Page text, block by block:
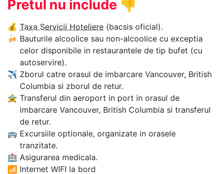
Pretul nu include 👎
💰 Taxa Servicii Hoteliere (bacsis oficial).
🍻 Bauturile alcoolice sau non-alcoolice cu exceptia
celor disponibile in restaurantele de tip bufet (cu
autoservire).
✈ Zborul catre orasul de imbarcare Vancouver, British
Columbia si zborul de retur.
🚖 Transferul din aeroport in port in orasul de
imbarcare Vancouver, British Columbia si transferul
de retur.
🚌 Excursiile optionale, organizate in orasele
tranzitate.
🏥 Asigurarea medicala.
📶 Internet WIFI la bord